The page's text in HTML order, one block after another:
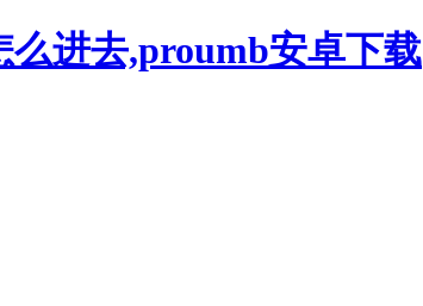
进去,proumb安卓下载